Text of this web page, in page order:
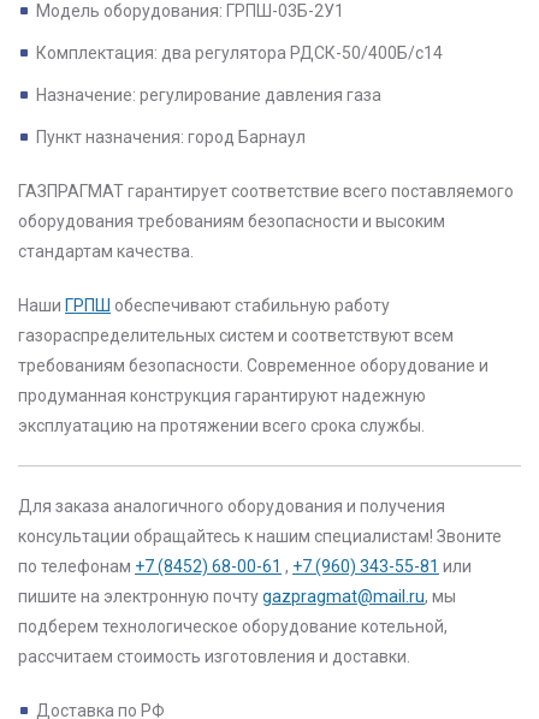
Модель оборудования: ГРПШ-03Б-2У1
Комплектация: два регулятора РДСК-50/400Б/с14
Назначение: регулирование давления газа
Пункт назначения: город Барнаул
ГАЗПРАГМАТгарантирует соответствие всего поставляемого
оборудования требованиям безопасности и высоким
стандартам качества.
Наши ГРПШ обеспечивают стабильную работу
газораспределительных систем и соответствуют всем
требованиям безопасности. Современное оборудование и
продуманная конструкция гарантируют надежную
эксплуатацию на протяжении всего срока службы.
Для заказа аналогичного оборудования и получения
консультации обращайтесь к нашим специалистам! Звоните
по телефонам +7 (8452) 68-00-61 , +7 (960) 343-55-81 или
пишите на электронную почтуgazpragmat@mail.ru, мы
подберем технологическое оборудование котельной,
рассчитаем стоимость изготовления и доставки.
Доставка по РФ